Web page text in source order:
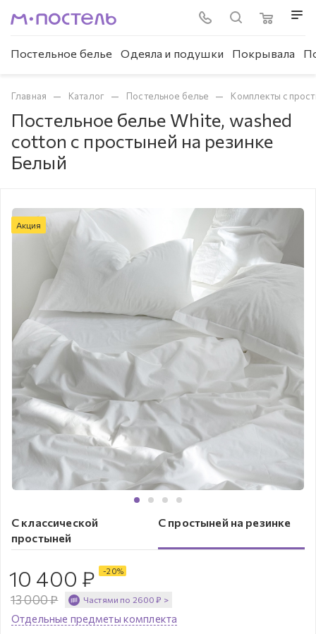
Постельное белье Одеяла и подушки Покрывала
Главная — Каталог — Постельное белье — Комплекты с
Постельное белье White, washed
cotton с простыней на резинке
Белый
Акция
С классической
простыней
С простыней на резинке
10 400 ₽
13 000₽
-20%
Частями по 2600 ₽ >
Отдельные предметы комплекта